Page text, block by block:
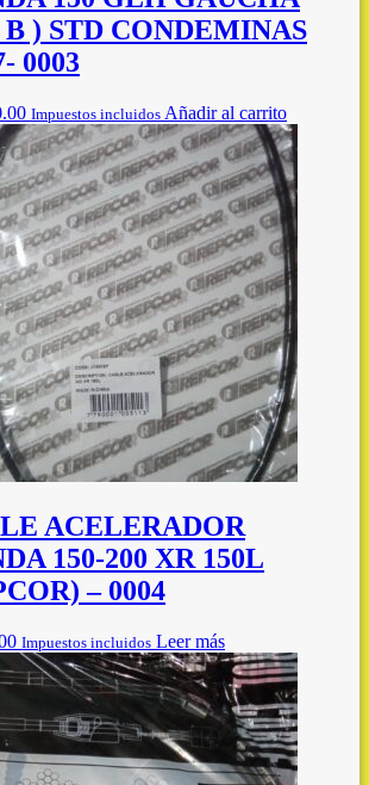
B ) STD CONDEMINAS
0003
Impuestos incluidos Añadir al carrito
ACELERADOR
150-200 XR 150L
– 0004
Impuestos incluidos Leer más